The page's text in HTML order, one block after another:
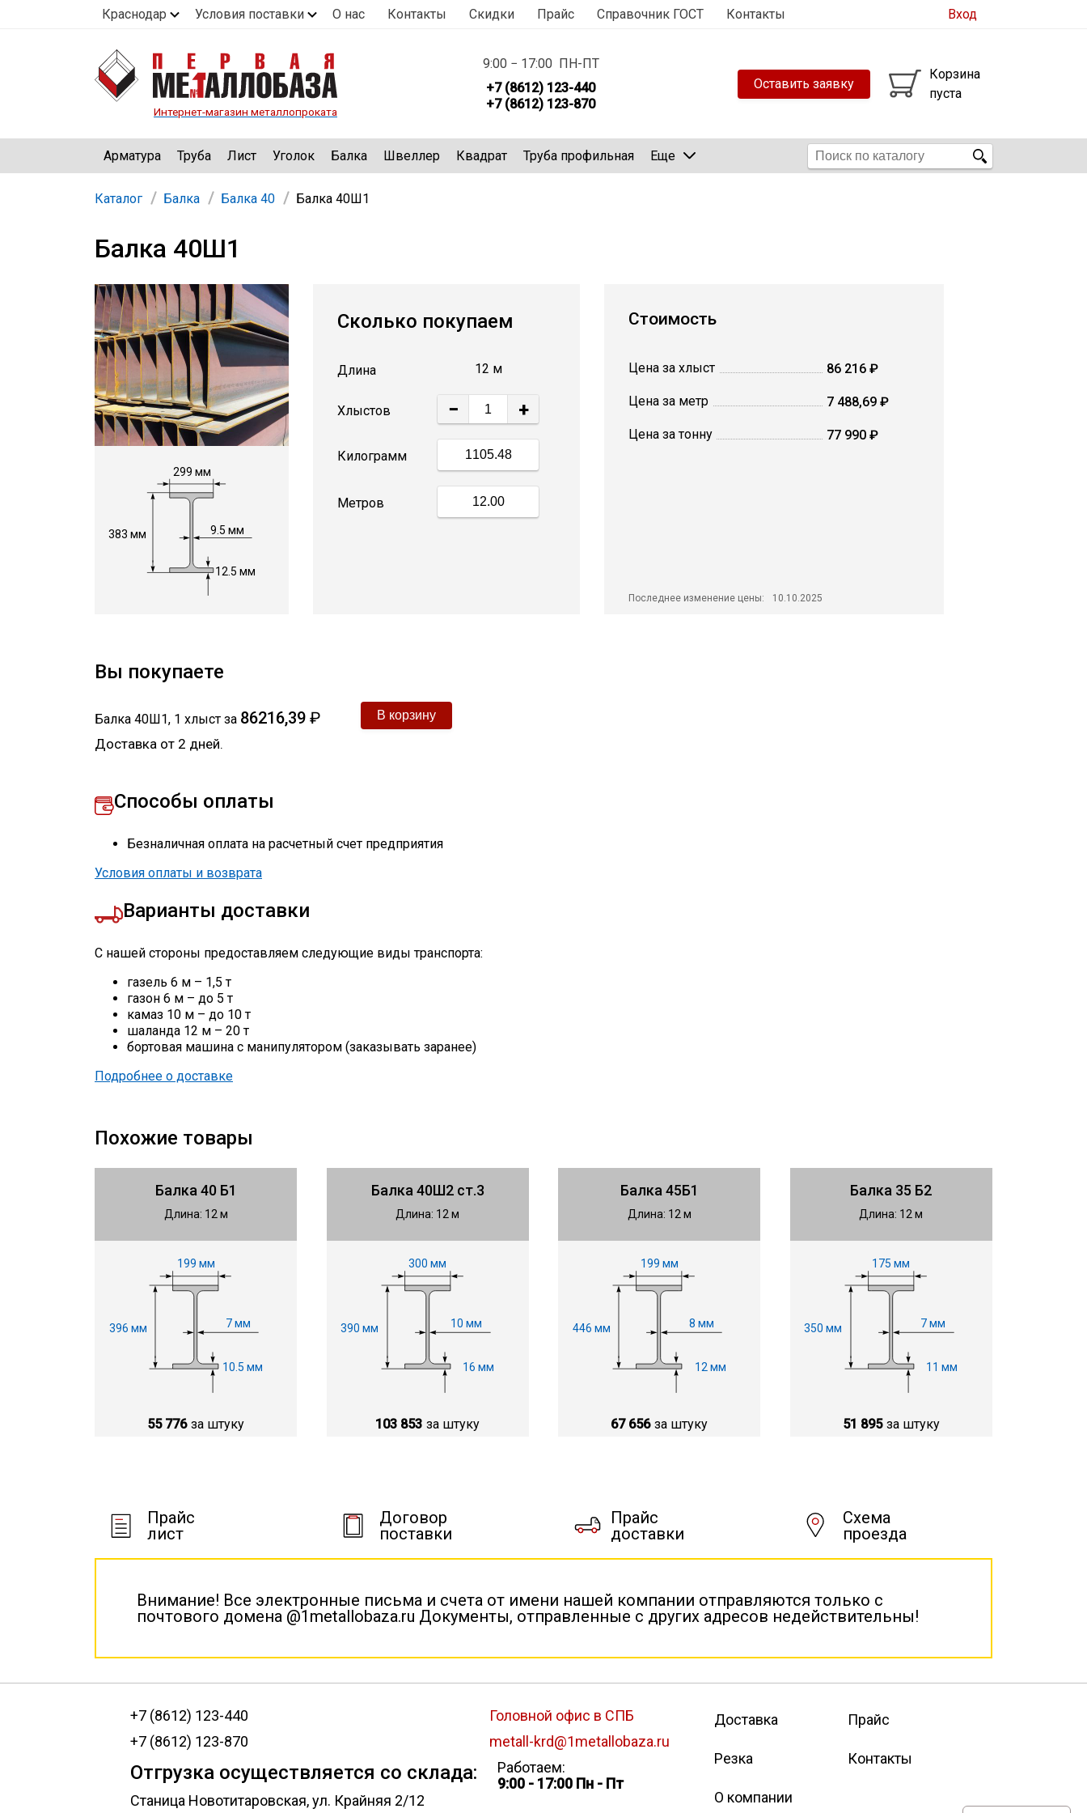
Краснодар Условия поставки О нас Контакты Скидки Прайс Справочник ГОСТ Контакты Вход
Интернет-магазин металлопроката
9:00 − 17:00 ПН-ПТ
+7 (8612) 123-440
+7 (8612) 123-870
Корзина
пуста
Оставить заявку
Арматура Труба Лист Уголок Балка Швеллер Квадрат Труба профильная Еще
Каталог Балка Балка 40 Балка 40Ш1
Балка 40Ш1
383 мм
299 мм
9.5 мм
12.5 мм
Сколько покупаем
Длина 12 м
Хлыстов − +
Килограмм
Метров
Стоимость
Цена за хлыст 86 216 ₽
Цена за метр 7 488,69 ₽
Цена за тонну 77 990 ₽
Последнее изменение цены: 10.10.2025
Вы покупаете
Балка 40Ш1, 1 хлыст за 86216,39 ₽
Доставка от 2 дней.
Способы оплаты
Безналичная оплата на расчетный счет предприятия
Условия оплаты и возврата
Варианты доставки
С нашей стороны предоставляем следующие виды транспорта:
газель 6 м – 1,5 т
газон 6 м – до 5 т
камаз 10 м – до 10 т
шаланда 12 м – 20 т
бортовая машина с манипулятором (заказывать заранее)
Подробнее о доставке
Похожие товары
Балка 40 Б1
Длина: 12 м
396 мм
199 мм
7 мм
10.5 мм
55 776 за штуку
Балка 40Ш2 ст.3
Длина: 12 м
390 мм
300 мм
10 мм
16 мм
103 853 за штуку
Балка 45Б1
Длина: 12 м
446 мм
199 мм
8 мм
12 мм
67 656 за штуку
Балка 35 Б2
Длина: 12 м
350 мм
175 мм
7 мм
11 мм
51 895 за штуку
Прайс
лист
Договор
поставки
Прайс
доставки
Схема
проезда
Внимание! Все электронные письма и счета от имени нашей компании отправляются только с
почтового домена @1metallobaza.ru Документы, отправленные с других адресов недействительны!
+7 (8612) 123-440
+7 (8612) 123-870
Отгрузка осуществляется со склада:
Станица Новотитаровская, ул. Крайняя 2/12
Головной офис в СПБ
metall-krd@1metallobaza.ru
Работаем:
9:00 - 17:00 Пн - Пт
Доставка Прайс
Резка Контакты
О компании